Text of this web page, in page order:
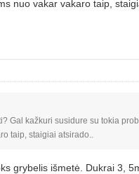
nuo vakar vakaro taip,
Gal kažkuri susidure su tokia
taip, staigiai atsirado..
grybelis išmetė. Dukrai 3,